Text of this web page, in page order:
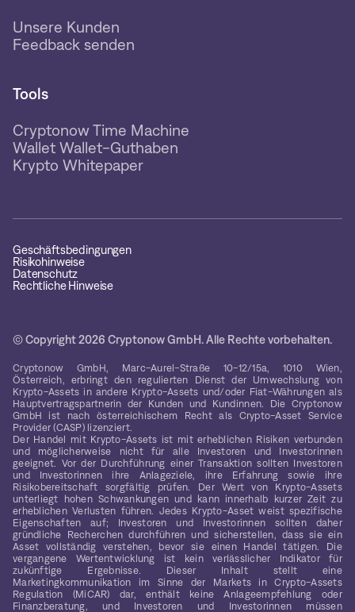
Unsere Kunden
Feedback senden
Tools
Cryptonow Time Machine
Wallet Wallet-Guthaben
Krypto Whitepaper
Geschäftsbedingungen
Risikohinweise
Datenschutz
Rechtliche Hinweise
© Copyright 2026 Cryptonow GmbH. Alle Rechte vorbehalten.
Cryptonow GmbH, Marc-Aurel-Straße 10-12/15a, 1010 Wien,
Österreich, erbringt den regulierten Dienst der Umwechslung von
Krypto-Assets in andere Krypto-Assets und/oder Fiat-Währungen als
Hauptvertragspartnerin der Kunden und Kundinnen. Die Cryptonow
GmbH ist nach österreichischem Recht als Crypto-Asset Service
Provider (CASP) lizenziert.
Der Handel mit Krypto-Assets ist mit erheblichen Risiken verbunden
und möglicherweise nicht für alle Investoren und Investorinnen
geeignet. Vor der Durchführung einer Transaktion sollten Investoren
und Investorinnen ihre Anlageziele, ihre Erfahrung sowie ihre
Risikobereitschaft sorgfältig prüfen. Der Wert von Krypto-Assets
unterliegt hohen Schwankungen und kann innerhalb kurzer Zeit zu
erheblichen Verlusten führen. Jedes Krypto-Asset weist spezifische
Eigenschaften auf; Investoren und Investorinnen sollten daher
gründliche Recherchen durchführen und sicherstellen, dass sie ein
Asset vollständig verstehen, bevor sie einen Handel tätigen. Die
vergangene Wertentwicklung ist kein verlässlicher Indikator für
zukünftige Ergebnisse. Dieser Inhalt stellt eine
Marketingkommunikation im Sinne der Markets in Crypto-Assets
Regulation (MiCAR) dar, enthält keine Anlageempfehlung oder
Finanzberatung, und Investoren und Investorinnen müssen